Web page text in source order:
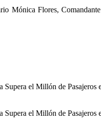
Mónica Flores,